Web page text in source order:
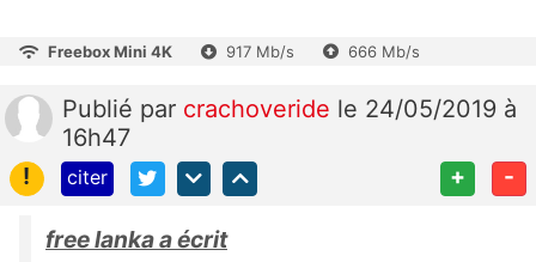
Freebox Mini 4K 917 Mb/s 666 Mb/s
Publié par crachoveride le 24/05/2019 à
16h47
!
citer + -
free lanka a écrit